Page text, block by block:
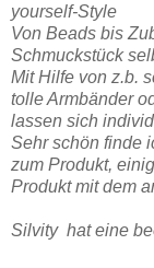
yourself-Style
Von Beads bis
Schmuckstück
Mit Hilfe von z.b.
tolle Armbänder
lassen sich
Sehr schön finde
zum Produkt,
Produkt mit dem
Silvity hat eine